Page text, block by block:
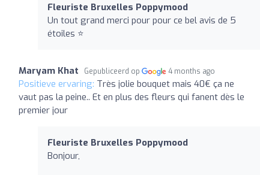
Fleuriste Bruxelles Poppymood
Un tout grand merci pour pour ce bel avis de 5
étoiles ⭐️
Maryam Khat Gepubliceerd op 4 months ago
Positieve ervaring: Très jolie bouquet mais 40€ ça ne
vaut pas la peine.. Et en plus des fleurs qui fanent dès le
premier jour
Fleuriste Bruxelles Poppymood
Bonjour,